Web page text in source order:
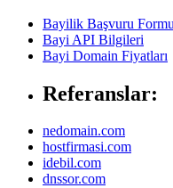
Bayilik Başvuru Formu
Bayi API Bilgileri
Bayi Domain Fiyatları
Referanslar:
nedomain.com
hostfirmasi.com
idebil.com
dnssor.com